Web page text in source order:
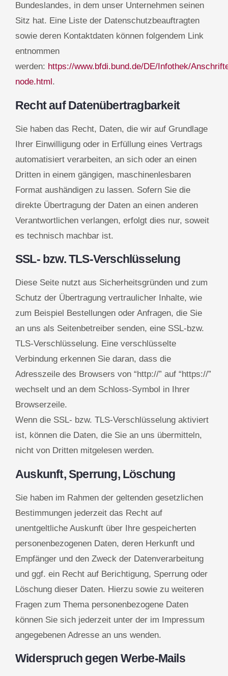
Bundeslandes, in dem unser Unternehmen seinen
Sitz hat. Eine Liste der Datenschutzbeauftragten
sowie deren Kontaktdaten können folgendem Link
entnommen
werden: https://www.bfdi.bund.de/DE/Infothek/
node.html .
Recht auf Datenübertragbarkeit
Sie haben das Recht, Daten, die wir auf Grundlage
Ihrer Einwilligung oder in Erfüllung eines Vertrags
automatisiert verarbeiten, an sich oder an einen
Dritten in einem gängigen, maschinenlesbaren
Format aushändigen zu lassen. Sofern Sie die
direkte Übertragung der Daten an einen anderen
Verantwortlichen verlangen, erfolgt dies nur, soweit
es technisch machbar ist.
SSL- bzw. TLS-Verschlüsselung
Diese Seite nutzt aus Sicherheitsgründen und zum
Schutz der Übertragung vertraulicher Inhalte, wie
zum Beispiel Bestellungen oder Anfragen, die Sie
an uns als Seitenbetreiber senden, eine SSL-bzw.
TLS-Verschlüsselung. Eine verschlüsselte
Verbindung erkennen Sie daran, dass die
Adresszeile des Browsers von “http://” auf “https://”
wechselt und an dem Schloss-Symbol in Ihrer
Browserzeile.
Wenn die SSL- bzw. TLS-Verschlüsselung aktiviert
ist, können die Daten, die Sie an uns übermitteln,
nicht von Dritten mitgelesen werden.
Auskunft, Sperrung, Löschung
Sie haben im Rahmen der geltenden gesetzlichen
Bestimmungen jederzeit das Recht auf
unentgeltliche Auskunft über Ihre gespeicherten
personenbezogenen Daten, deren Herkunft und
Empfänger und den Zweck der Datenverarbeitung
und ggf. ein Recht auf Berichtigung, Sperrung oder
Löschung dieser Daten. Hierzu sowie zu weiteren
Fragen zum Thema personenbezogene Daten
können Sie sich jederzeit unter der im Impressum
angegebenen Adresse an uns wenden.
Widerspruch gegen Werbe-Mails